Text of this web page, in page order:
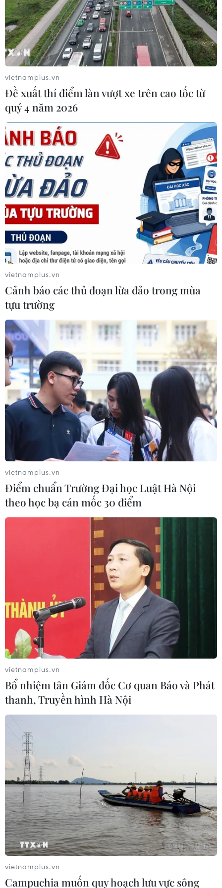
phía Đông Bắc.
vietnamplus.vn
Đề xuất thí điểm làn vượt xe trên cao tốc từ
quý 4 năm 2026
vietnamplus.vn
Cảnh báo các thủ đoạn lừa đảo trong mùa
tựu trường
vietnamplus.vn
Điểm chuẩn Trường Đại học Luật Hà Nội
theo học bạ cán mốc 30 điểm
vietnamplus.vn
Bổ nhiệm tân Giám đốc Cơ quan Báo và Phát
thanh, Truyền hình Hà Nội
vietnamplus.vn
Campuchia muốn quy hoạch lưu vực sông